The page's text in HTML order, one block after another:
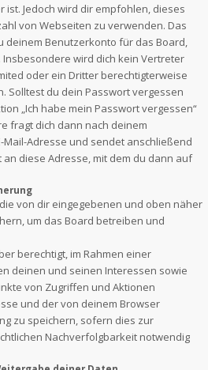
ist. Jedoch wird dir empfohlen, dieses
von Webseiten zu verwenden. Das
deinem Benutzerkonto für das Board,
Insbesondere wird dich kein Vertreter
oder ein Dritter berechtigterweise
Solltest du dein Passwort vergessen
„Ich habe mein Passwort vergessen“
fragt dich dann nach deinem
Adresse und sendet anschließend
diese Adresse, mit dem du dann auf
von dir eingegebenen und oben näher
um das Board betreiben und
berechtigt, im Rahmen einer
deinen und seinen Interessen sowie
von Zugriffen und Aktionen
und der von deinem Browser
zu speichern, sofern dies zur
Nachverfolgbarkeit notwendig